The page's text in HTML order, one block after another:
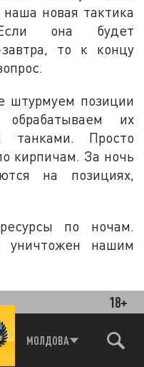
18+
МОЛДОВА
новая тактика
она будет
то к концу
штурмуем позиции
их
танками. Просто
кирпичам. За ночь
на позициях,
по ночам.
нашим
утром не было
прощупывание
стабильная, ВСУ